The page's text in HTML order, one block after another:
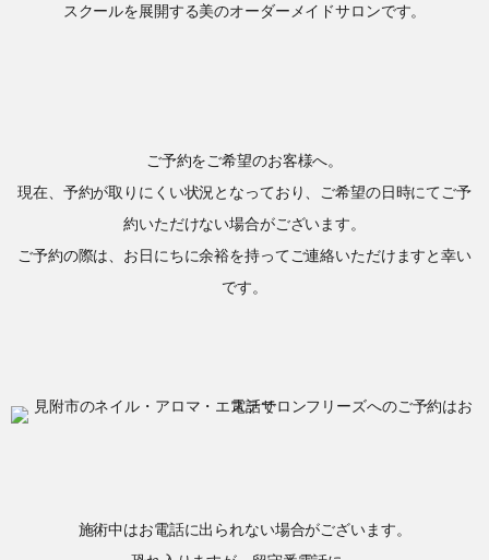
スクールを展開する美のオーダーメイドサロンです。
ご予約をご希望のお客様へ。
現在、予約が取りにくい状況となっており、ご希望の日時にてご予
約いただけない場合がございます。
ご予約の際は、お日にちに余裕を持ってご連絡いただけますと幸い
です。
施術中はお電話に出られない場合がございます。